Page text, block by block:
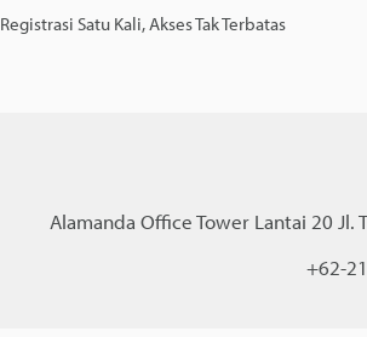
Registrasi Satu Kali, Akses Tak Terbatas
Alamanda Office Tower Lantai 20 Jl.
+62-